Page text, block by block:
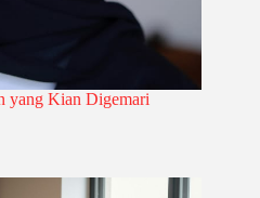
yang Kian Digemari